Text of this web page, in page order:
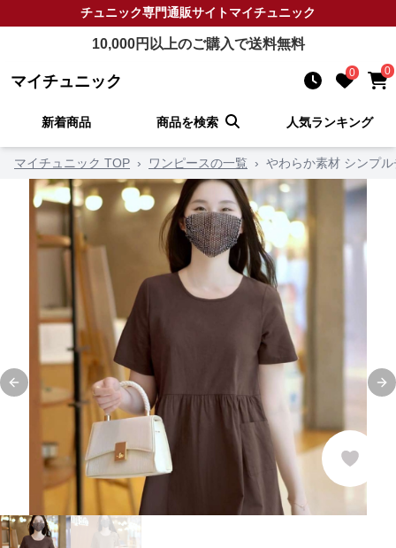
チュニック専門通販サイトマイチュニック
10,000円以上のご購入で送料無料
マイチュニック 0 0
新着商品 商品を検索 人気ランキング
マイチュニック TOP › ワンピースの一覧 › やわらか素材 シンプ
Previous slide